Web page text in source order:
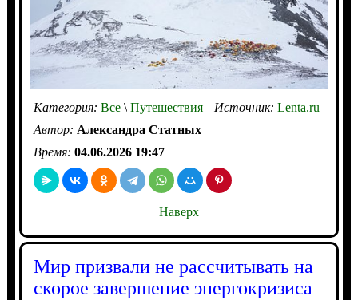
Категория: Все\Путешествия Источник: Lenta.ru
Автор: Александра Статных
Время: 04.06.2026 19:47
Наверх
Мир призвали не рассчитывать на
скорое завершение энергокризиса